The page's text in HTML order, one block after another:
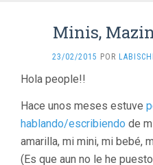
Minis,
23/02/2015 POR
Hola people!!
Hace unos meses estuve
hablando/escribiendo de
amarilla, mi mini, mi bebé,
(Es que aun no le he